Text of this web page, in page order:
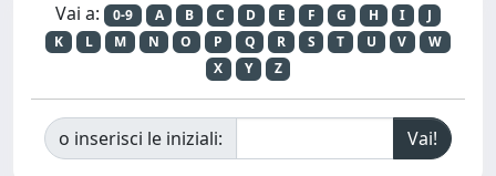
Vai a: 0-9 A B C D E F G H I
J
K
L M N O P Q R S T U V
W
X
Y Z
o inserisci le iniziali: